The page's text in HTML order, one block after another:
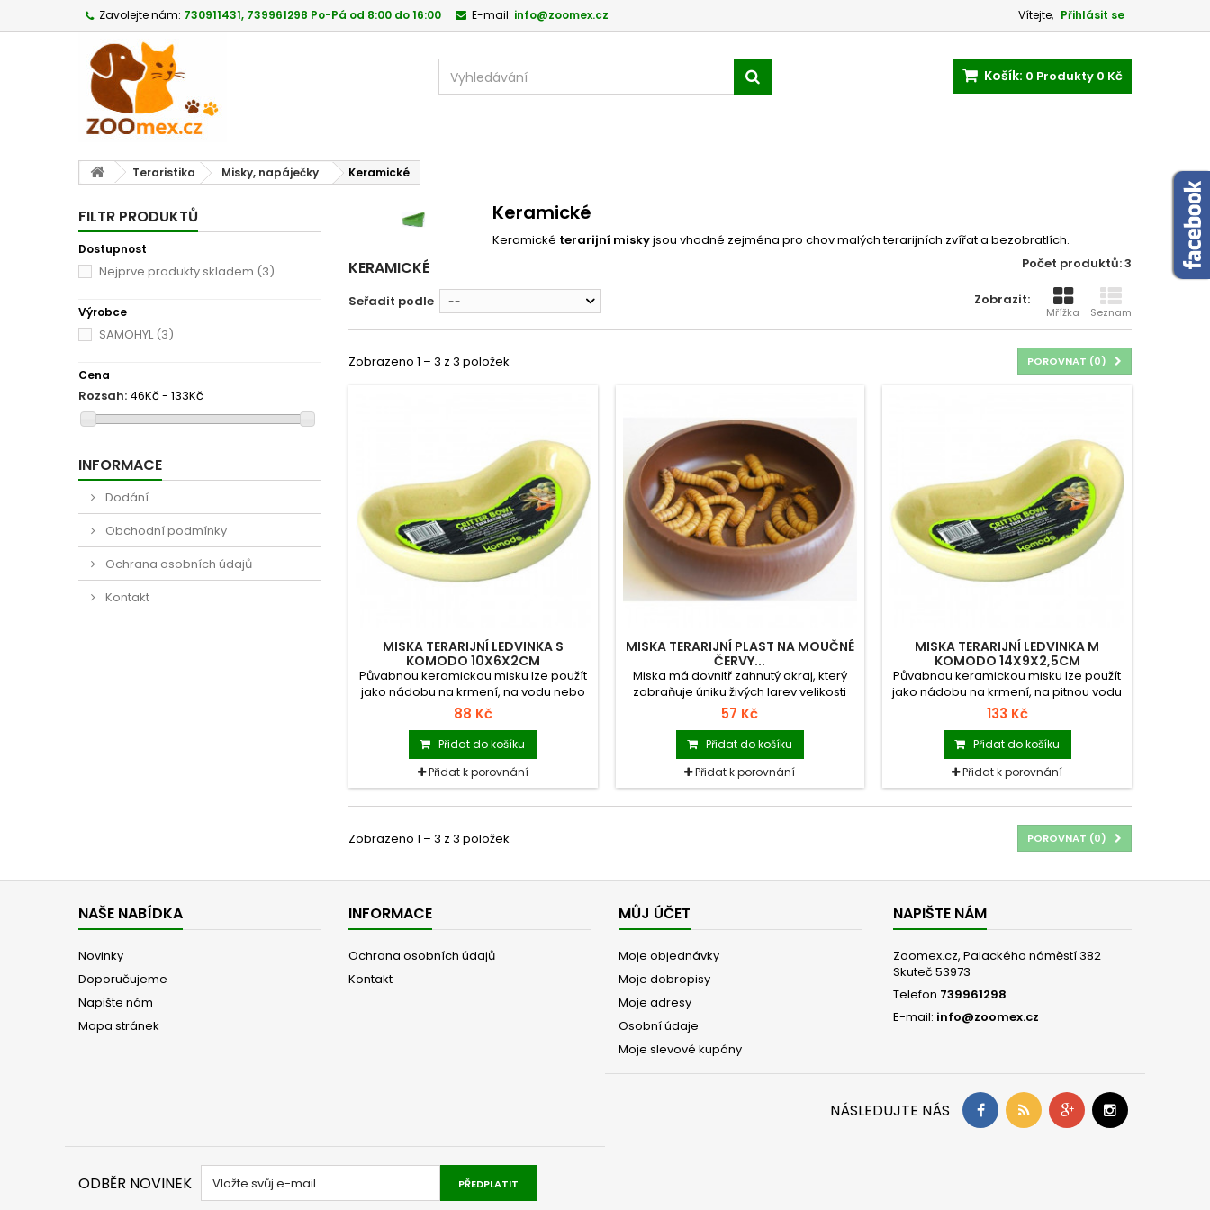
Vítejte, Přihlásit se
Zavolejte nám: 730911431, 739961298 Po-Pá od 8:00 do 16:00 E-mail: info@zoomex.cz
Košík: 0 Produkty 0 Kč
Teraristika Misky, napáječky Keramické
FILTR PRODUKTŮ
Dostupnost
Nejprve produkty skladem (3)
Výrobce
SAMOHYL(3)
Cena
Rozsah: 46Kč - 133Kč
INFORMACE
Dodání
Obchodní podmínky
Ochrana osobních údajů
Kontakt
Keramické
Keramické terarijní miskyjsou vhodné zejména pro chov malých terarijních zvířat a bezobratlích.
KERAMICKÉ Počet produktů: 3
Zobrazit:
Mřížka Seznam
Seřadit podle --
POROVNAT (0)
Zobrazeno 1 – 3 z 3 položek
MISKA TERARIJNÍ LEDVINKA S
KOMODO 10X6X2CM
Půvabnou keramickou misku lze použít
jako nádobu na krmení, na vodu nebo
ke koupání. Díky hladkému
glazovanému povrchu je snadno
čistitelná (dá se mýt v myčce) a
dezinfikovatelná a díky nízkým okrajům
vhodná i pro nejmenší plazy a
obojživelníky.
88 Kč
Přidat do košíku
Přidat k porovnání
MISKA TERARIJNÍ PLAST NA MOUČNÉ
ČERVY...
Miska má dovnitř zahnutý okraj, který
zabraňuje úniku živých larev velikosti
standard a mini. Pevný plast je snadno
čistitelný (dá se mýt v myčce) a
dezinfikovatelný.
57 Kč
Přidat do košíku
Přidat k porovnání
MISKA TERARIJNÍ LEDVINKA M
KOMODO 14X9X2,5CM
Půvabnou keramickou misku lze použít
jako nádobu na krmení, na pitnou vodu
nebo ke koupání. Díky hladkému
glazovanému povrchu je snadno
čistitelná (dá se mýt v myčce) a
dezinfikovatelná a díky nízkým okrajům
vhodná i pro drobné plazy a
obojživelníky.
133 Kč
Přidat do košíku
Přidat k porovnání
POROVNAT (0)
Zobrazeno 1 – 3 z 3 položek
NAŠE NABÍDKA
Novinky
Doporučujeme
Napište nám
Mapa stránek
INFORMACE
Ochrana osobních údajů
Kontakt
MŮJ ÚČET
Moje objednávky
Moje dobropisy
Moje adresy
Osobní údaje
Moje slevové kupóny
NAPIŠTE NÁM
Zoomex.cz, Palackého náměstí 382
Skuteč 53973
Telefon 739961298
E-mail: info@zoomex.cz
NÁSLEDUJTE NÁS
ODBĚR NOVINEK PŘEDPLATIT